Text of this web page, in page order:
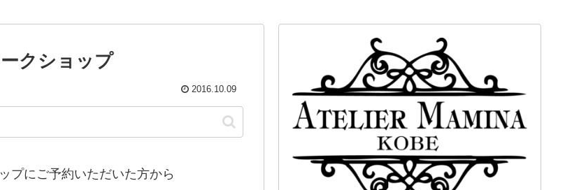
クショップ
2016.10.09
プにご予約いただいた方から